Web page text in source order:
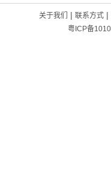
关于我们 | 联系方式|
粤ICP备